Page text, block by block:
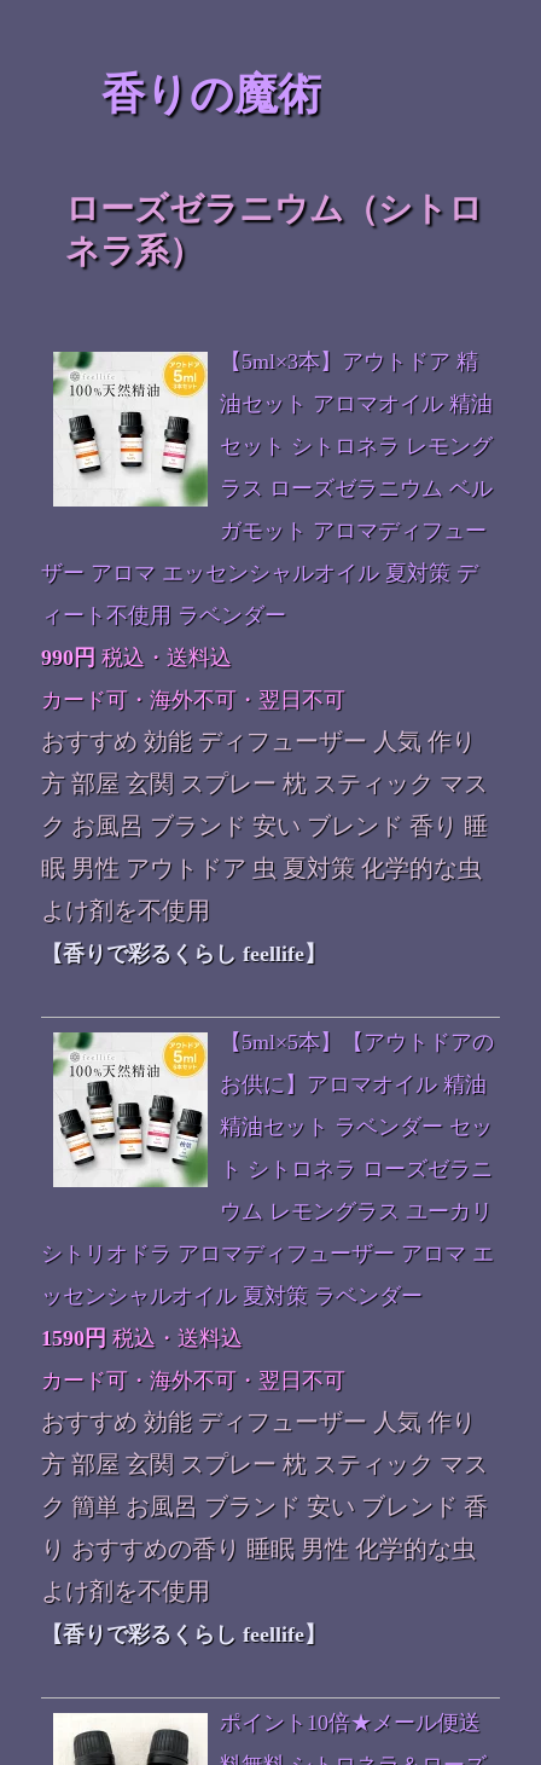
香りの魔術
ローズゼラニウム（シトロ
ネラ系）
【5ml×3本】アウトドア 精
油セット アロマオイル 精油
セット シトロネラ レモング
ラス ローズゼラニウム ベル
ガモット アロマディフュー
ザー アロマ エッセンシャルオイル 夏対策 デ
ィート不使用 ラベンダー
990円 税込・送料込
カード可・海外不可・翌日不可
おすすめ 効能 ディフューザー 人気 作り
方 部屋 玄関 スプレー 枕 スティック マス
ク お風呂 ブランド 安い ブレンド 香り 睡
眠 男性 アウトドア 虫 夏対策 化学的な虫
よけ剤を不使用
【香りで彩るくらし feellife】
【5ml×5本】【アウトドアの
お供に】アロマオイル 精油
精油セット ラベンダー セッ
ト シトロネラ ローズゼラニ
ウム レモングラス ユーカリ
シトリオドラ アロマディフューザー アロマ エ
ッセンシャルオイル 夏対策 ラベンダー
1590円 税込・送料込
カード可・海外不可・翌日不可
おすすめ 効能 ディフューザー 人気 作り
方 部屋 玄関 スプレー 枕 スティック マス
ク 簡単 お風呂 ブランド 安い ブレンド 香
り おすすめの香り 睡眠 男性 化学的な虫
よけ剤を不使用
【香りで彩るくらし feellife】
ポイント10倍★メール便送